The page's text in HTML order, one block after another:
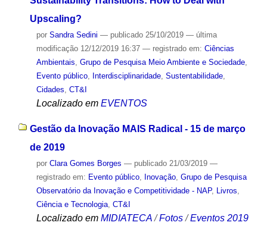
Upscaling?
por Sandra Sedini — publicado25/10/2019 — última
modificação12/12/2019 16:37 — registrado em: Ciências
Ambientais, Grupo de Pesquisa Meio Ambiente e Sociedade,
Evento público, Interdisciplinaridade, Sustentabilidade,
Cidades, CT&I
Localizado em EVENTOS
Gestão da Inovação MAIS Radical - 15 de março
de 2019
por Clara Gomes Borges — publicado21/03/2019 —
registrado em: Evento público, Inovação, Grupo de Pesquisa
Observatório da Inovação e Competitividade - NAP, Livros
Ciência e Tecnologia, CT&I
Localizado em MIDIATECA /Fotos /Eventos 2019